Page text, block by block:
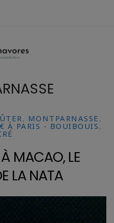
PARIS
, MONTPARNASSE ,
À PARIS - BOUIBOUIS,
MACAO, LE
LA NATA